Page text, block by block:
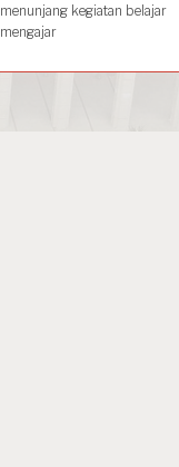
menunjang kegiatan belajar
mengajar